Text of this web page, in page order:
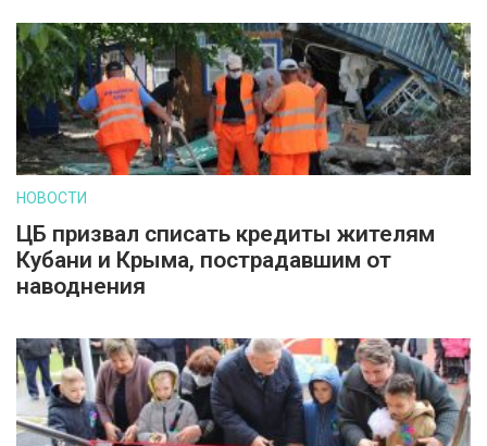
НОВОСТИ
ЦБ призвал списать кредиты жителям
Кубани и Крыма, пострадавшим от
наводнения